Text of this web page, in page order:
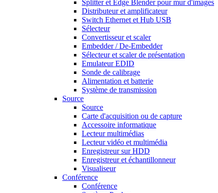
Splitter et Edge Blender pour mur d'images
Distributeur et amplificateur
Switch Ethernet et Hub USB
Sélecteur
Convertisseur et scaler
Embedder / De-Embedder
Sélecteur et scaler de présentation
Emulateur EDID
Sonde de calibrage
Alimentation et batterie
Système de transmission
Source
Source
Carte d'acquisition ou de capture
Accessoire informatique
Lecteur multimédias
Lecteur vidéo et multimédia
Enregistreur sur HDD
Enregistreur et échantillonneur
Visualiseur
Conférence
Conférence